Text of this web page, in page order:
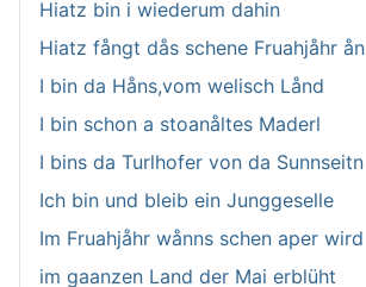
Hiatz bin i wiederum dahin
Hiatz fångt dås schene Fruahjåhr ån
I bin da Håns,vom welisch Lånd
I bin schon a stoanåltes Maderl
I bins da Turlhofer von da Sunnseitn
Ich bin und bleib ein Junggeselle
Im Fruahjåhr wånns schen aper wird
im gaanzen Land der Mai erblüht